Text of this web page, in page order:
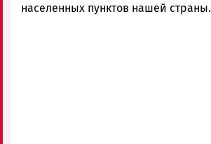
населенных пунктов нашей страны.